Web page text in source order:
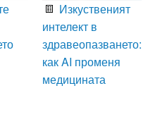
Изкуственият
интелект в
здравеопазването:
как AI променя
медицината